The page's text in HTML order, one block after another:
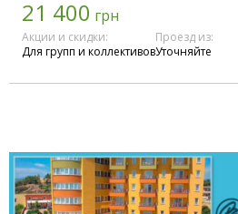
21 400 грн
Акции и скидки:
Для групп и коллективов
Проезд из:
Уточняйте